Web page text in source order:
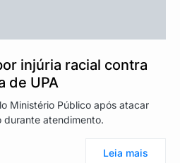
injúria racial contra
de UPA
Ministério Público após atacar
durante atendimento.
Leia mais